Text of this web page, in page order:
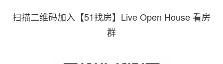
扫描二维码加入【51找房】Live Open House 看房
群